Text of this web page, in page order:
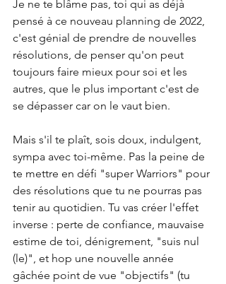
Je ne te blâme pas, toi qui as déjà
pensé à ce nouveau planning de 2022,
c'est génial de prendre de nouvelles
résolutions, de penser qu'on peut
toujours faire mieux pour soi et les
autres, que le plus important c'est de
se dépasser car on le vaut bien.
Mais s'il te plaît, sois doux, indulgent,
sympa avec toi-même. Pas la peine de
te mettre en défi "super Warriors" pour
des résolutions que tu ne pourras pas
tenir au quotidien. Tu vas créer l'effet
inverse : perte de confiance, mauvaise
estime de toi, dénigrement, "suis nul
(le)", et hop une nouvelle année
gâchée point de vue "objectifs" (tu